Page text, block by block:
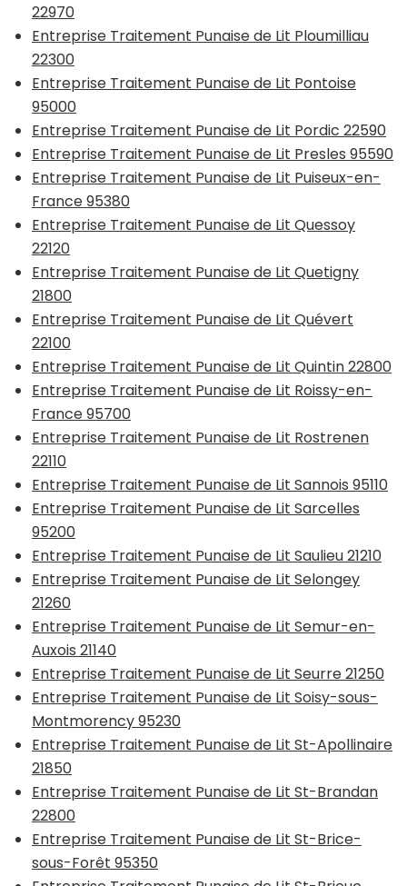
22970
Entreprise Traitement Punaise de Lit Ploumilliau
22300
Entreprise Traitement Punaise de Lit Pontoise
95000
Entreprise Traitement Punaise de Lit Pordic 22590
Entreprise Traitement Punaise de Lit Presles 95590
Entreprise Traitement Punaise de Lit Puiseux-en-
France 95380
Entreprise Traitement Punaise de Lit Quessoy
22120
Entreprise Traitement Punaise de Lit Quetigny
21800
Entreprise Traitement Punaise de Lit Quévert
22100
Entreprise Traitement Punaise de Lit Quintin 22800
Entreprise Traitement Punaise de Lit Roissy-en-
France 95700
Entreprise Traitement Punaise de Lit Rostrenen
22110
Entreprise Traitement Punaise de Lit Sannois 95110
Entreprise Traitement Punaise de Lit Sarcelles
95200
Entreprise Traitement Punaise de Lit Saulieu 21210
Entreprise Traitement Punaise de Lit Selongey
21260
Entreprise Traitement Punaise de Lit Semur-en-
Auxois 21140
Entreprise Traitement Punaise de Lit Seurre 21250
Entreprise Traitement Punaise de Lit Soisy-sous-
Montmorency 95230
Entreprise Traitement Punaise de Lit St-Apollinaire
21850
Entreprise Traitement Punaise de Lit St-Brandan
22800
Entreprise Traitement Punaise de Lit St-Brice-
sous-Forêt 95350